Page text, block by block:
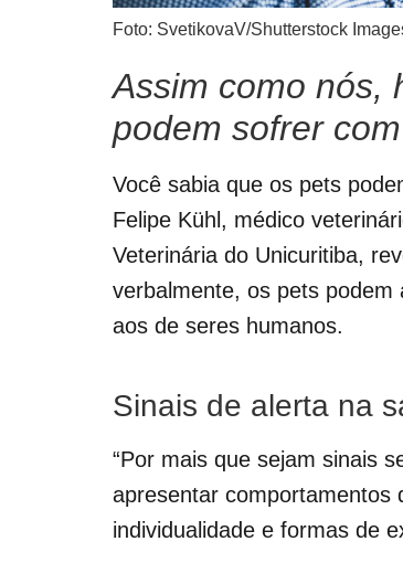
Foto: SvetikovaV/Shutterstock
Assim como nós,
podem sofrer
Você sabia que os pets
Felipe Kühl, médico
Veterinária do Unicuritiba,
verbalmente, os pets
aos de seres humanos.
Sinais de alerta na
“Por mais que sejam sinais
apresentar comportamentos
individualidade e formas de